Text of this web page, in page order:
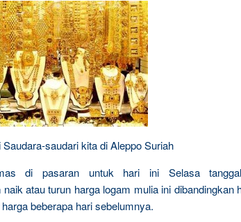
saudari kita di Aleppo Suriah
di pasaran untuk hari ini Selasa
atau turun harga logam mulia ini dibandingkan
beberapa hari sebelumnya.